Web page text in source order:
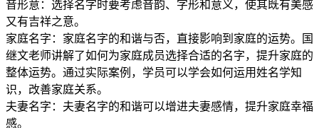
音形意：选择名字时要考虑音韵、字形和意义，使其既有美感
又有吉祥之意。
家庭名字：家庭名字的和谐与否，直接影响到家庭的运势。国
继文老师讲解了如何为家庭成员选择合适的名字，提升家庭的
整体运势。通过实际案例，学员可以学会如何运用姓名学知
识，改善家庭关系。
夫妻名字：夫妻名字的和谐可以增进夫妻感情，提升家庭幸福
感。